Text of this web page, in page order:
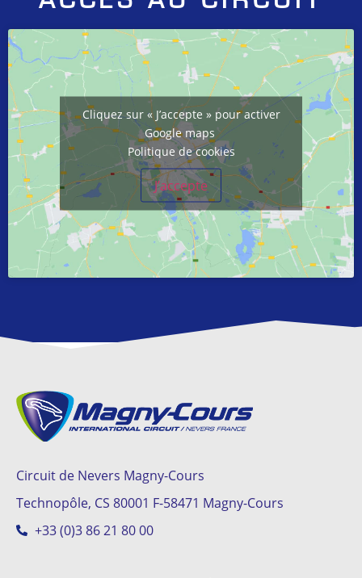
Cliquez sur « J’accepte » pour activer
Google maps
Politique de cookies
J’accepte
Circuit de Nevers Magny-Cours
Technopôle, CS 80001 F-58471 Magny-Cours
+33 (0)3 86 21 80 00